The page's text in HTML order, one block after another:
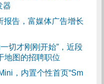
器
报告，富媒体广告增长
切才刚刚开始”，近段
地图的招聘职位
，内置个性首页“Sm